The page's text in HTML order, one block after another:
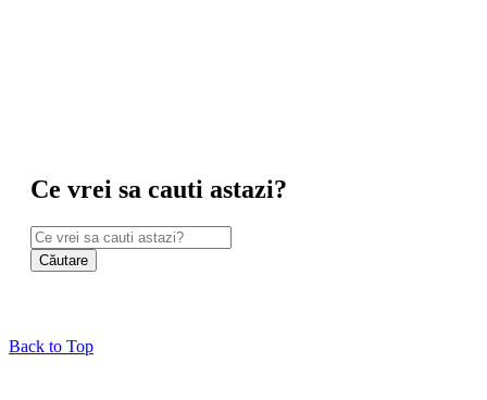
Ce vrei sa cauti astazi?
Back to Top